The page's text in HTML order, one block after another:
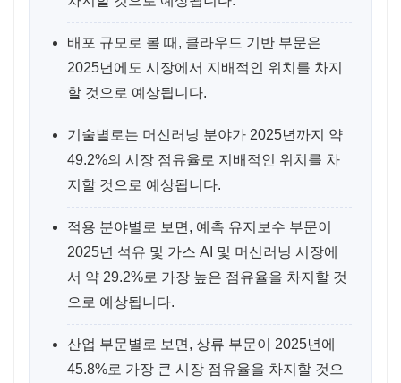
배포 규모로 볼 때, 클라우드 기반 부문은
2025년에도 시장에서 지배적인 위치를 차지
할 것으로 예상됩니다.
기술별로는 머신러닝 분야가 2025년까지 약
49.2%의 시장 점유율로 지배적인 위치를 차
지할 것으로 예상됩니다.
적용 분야별로 보면, 예측 유지보수 부문이
2025년 석유 및 가스 AI 및 머신러닝 시장에
서 약 29.2%로 가장 높은 점유율을 차지할 것
으로 예상됩니다.
산업 부문별로 보면, 상류 부문이 2025년에
45.8%로 가장 큰 시장 점유율을 차지할 것으